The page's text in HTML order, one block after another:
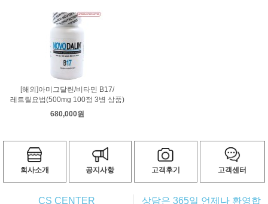
[해외]아미그달린/비타민 B17/
레트릴요법(500mg 100정 3병 상품)
680,000원
회사소개 공지사항 고객후기 고객센터
CS CENTER 상담은 365일 언제나 환영합